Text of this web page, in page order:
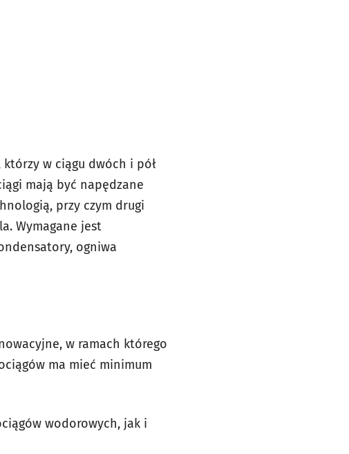
w ciągu dwóch i pół
mają być napędzane
przy czym drugi
Wymagane jest
ogniwa
w ramach którego
ma mieć minimum
wodorowych, jak i